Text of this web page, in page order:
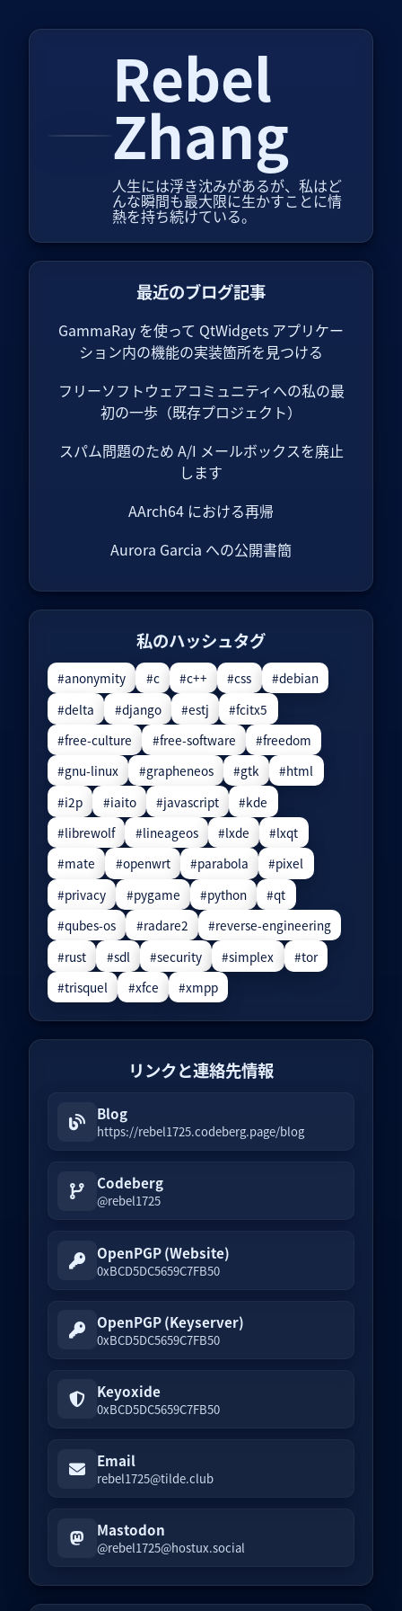
Rebel
Zhang
人生には浮き沈みがあるが、私はど
んな瞬間も最大限に生かすことに情
熱を持ち続けている。
最近のブログ記事
GammaRay を使って QtWidgets アプリケー
ション内の機能の実装箇所を見つける
フリーソフトウェアコミュニティへの私の最
初の一歩（既存プロジェクト）
スパム問題のため A/I メールボックスを廃止
します
AArch64 における再帰
Aurora Garcia への公開書簡
私のハッシュタグ
#anonymity #c #c++ #css
#debian
#delta
#django #estj
#fcitx5
#free-culture
#free-software
#freedom
#gnu-linux
#grapheneos #gtk
#html
#i2p
#iaito #javascript
#kde
#librewolf
#lineageos #lxde
#lxqt
#mate
#openwrt #parabola
#pixel
#privacy
#pygame #python
#qt
#qubes-os
#radare2
#reverse-engineering
#rust
#sdl #security #simplex
#tor
#trisquel
#xfce #xmpp
リンクと連絡先情報
Blog
https://rebel1725.codeberg.page/blog
Codeberg
@rebel1725
OpenPGP (Website)
0xBCD5DC5659C7FB50
OpenPGP (Keyserver)
0xBCD5DC5659C7FB50
Keyoxide
0xBCD5DC5659C7FB50
Email
rebel1725@tilde.club
Mastodon
@rebel1725@hostux.social